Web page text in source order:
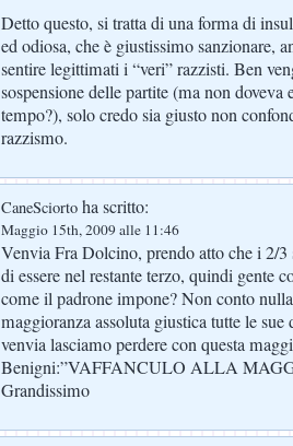
Detto questo, si tratta di una forma di
ed odiosa, che è giustissimo sanzionare,
sentire legittimati i “veri” razzisti. Ben
sospensione delle partite (ma non doveva
tempo?), solo credo sia giusto non
razzismo.
CaneSciorto ha scritto:
Maggio 15th, 2009 alle 11:46
Venvia Fra Dolcino, prendo atto che i 2/
di essere nel restante terzo, quindi gente
come il padrone impone? Non conto
maggioranza assoluta giustica tutte le
venvia lasciamo perdere con questa
Benigni:”VAFFANCULO ALLA
Grandissimo